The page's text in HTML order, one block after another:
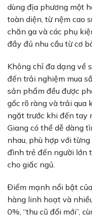
dùng địa phương một
toàn diện, từ nệm cao
chăn ga và các phụ
đầy đủ nhu cầu từ cơ
Không chỉ đa dạng về
đến trải nghiệm mua
sản phẩm đều được
gốc rõ ràng và trải
ngặt trước khi đến tay
Giang có thể dễ dàng
nhau, phù hợp với
đình trẻ đến người lớn
cho giấc ngủ.
Điểm mạnh nổi bật
hàng linh hoạt và
0%, “thu cũ đổi mới”,